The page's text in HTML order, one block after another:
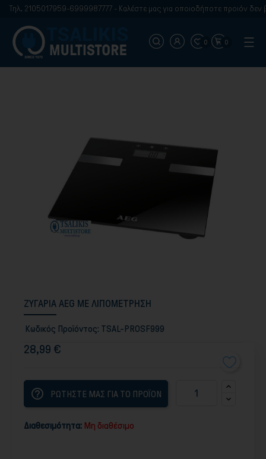
Τηλ. 2105017959-6999987777 - Καλέστε μας για οποιοδήποτε προιόν δεν
0 0
ΖΥΓΑΡΙΑ AEG ΜΕ ΛΙΠΟΜΕΤΡΗΣΗ
Κωδικός Προϊόντος: TSAL-PROSF999
28,99 €
help_outline ΡΩΤΗΣΤΕ ΜΑΣ ΓΙΑ ΤΟ ΠΡΟΪΟΝ
Διαθεσιμότητα: Μη διαθέσιμο